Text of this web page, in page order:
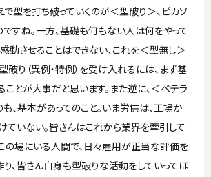
型を打ち破っていくのが＜型破り＞、ピカソ
すね。一方、基礎も何もない人は何をやって
動させることはできない、これを＜型無し＞
破り（異例・特例）を受け入れるには、まず基
とが大事だと思います。また逆に、＜ベテラ
、基本があってのこと。いま労供は、工場か
ていない。皆さんはこれから業界を牽引して
の場にいる人間で、日々雇用が正当な評価を
、皆さん自身も型破りな活動をしていってほ